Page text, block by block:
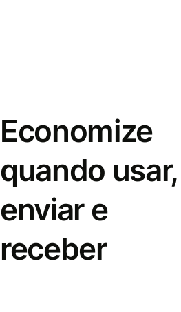
Economize
quando usar,
enviar e
receber